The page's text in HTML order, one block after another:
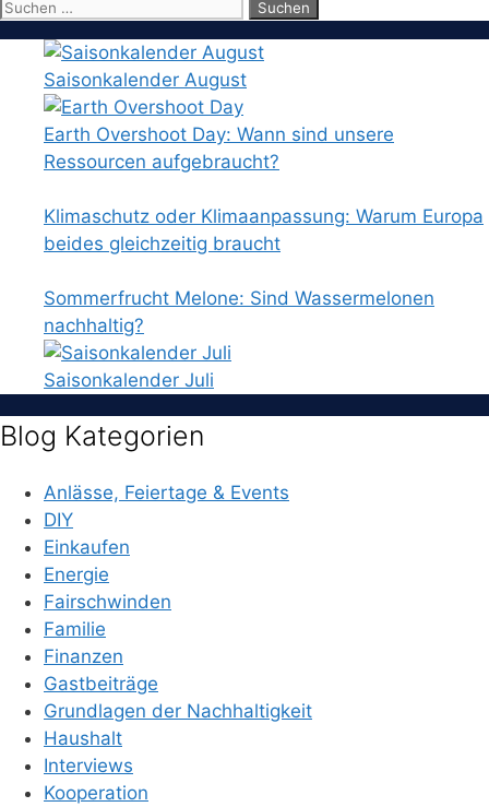
Suchen
Saisonkalender August
Earth Overshoot Day: Wann sind unsere
Ressourcen aufgebraucht?
Klimaschutz oder Klimaanpassung: Warum Europa
beides gleichzeitig braucht
Sommerfrucht Melone: Sind Wassermelonen
nachhaltig?
Saisonkalender Juli
Blog Kategorien
Anlässe, Feiertage & Events
DIY
Einkaufen
Energie
Fairschwinden
Familie
Finanzen
Gastbeiträge
Grundlagen der Nachhaltigkeit
Haushalt
Interviews
Kooperation